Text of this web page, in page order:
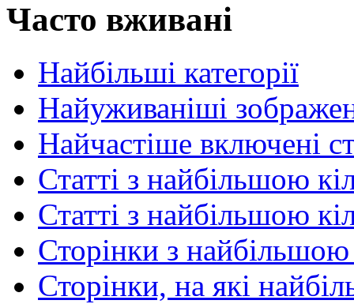
Часто вживані
Найбільші категорії
Найуживаніші
Найчастіше включені
Статті з найбільшою
Статті з найбільшою
Сторінки з найбільшою
Сторінки, на які